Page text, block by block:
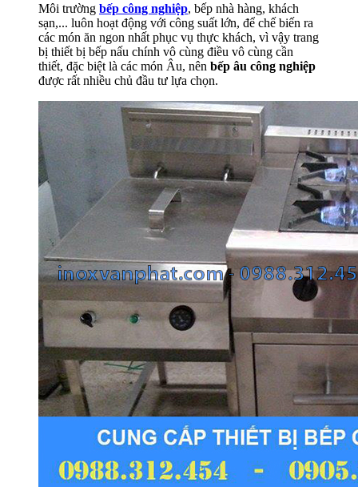
Môi trường bếp công nghiệp, bếp nhà hàng, khách
sạn,... luôn hoạt động với công suất lớn, để chế biến ra
các món ăn ngon nhất phục vụ thực khách, vì vậy trang
bị thiết bị bếp nấu chính vô cùng điều vô cùng cần
thiết, đặc biệt là các món Âu, nên bếp âu công nghiệp
được rất nhiều chủ đầu tư lựa chọn.